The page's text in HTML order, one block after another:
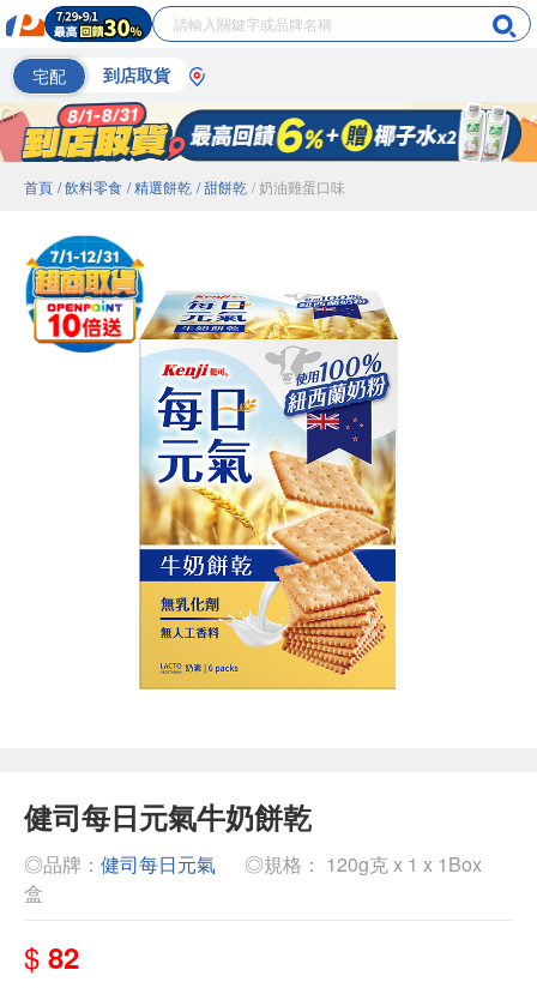
宅配 到店取貨
首頁 / 飲料零食 / 精選餅乾 / 甜餅乾 / 奶油雞蛋口味
健司每日元氣牛奶餅乾
◎品牌： 健司每日元氣
◎規格： 120g克 x 1 x 1Box
盒
$ 82